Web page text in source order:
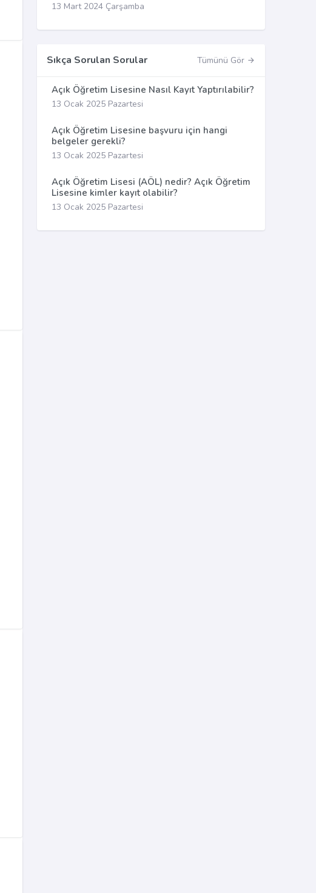
13 Mart 2024 Çarşamba
Sıkça Sorulan Sorular Tümünü Gör
Açık Öğretim Lisesine Nasıl Kayıt Yaptırılabilir?
13 Ocak 2025 Pazartesi
Açık Öğretim Lisesine başvuru için hangi
belgeler gerekli?
13 Ocak 2025 Pazartesi
Açık Öğretim Lisesi (AÖL) nedir? Açık Öğretim
Lisesine kimler kayıt olabilir?
13 Ocak 2025 Pazartesi